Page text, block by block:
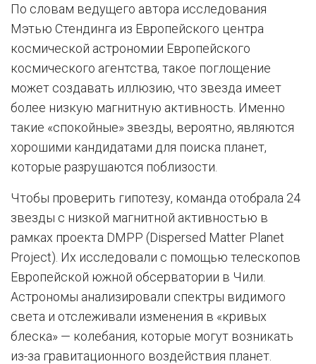
По словам ведущего автора исследования
Мэтью Стендинга из Европейского центра
космической астрономии Европейского
космического агентства, такое поглощение
может создавать иллюзию, что звезда имеет
более низкую магнитную активность. Именно
такие «спокойные» звезды, вероятно, являются
хорошими кандидатами для поиска планет,
которые разрушаются поблизости.
Чтобы проверить гипотезу, команда отобрала 24
звезды с низкой магнитной активностью в
рамках проекта DMPP (Dispersed Matter Planet
Project). Их исследовали с помощью телескопов
Европейской южной обсерватории в Чили.
Астрономы анализировали спектры видимого
света и отслеживали изменения в «кривых
блеска» — колебания, которые могут возникать
из-за гравитационного воздействия планет.